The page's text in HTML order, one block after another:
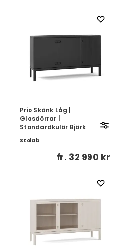
Prio Skänk Låg |
Glasdörrar |
Standardkulör Björk
Stolab
fr. 32 990 kr